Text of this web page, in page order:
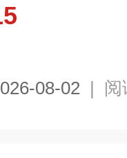
08-02 | 阅